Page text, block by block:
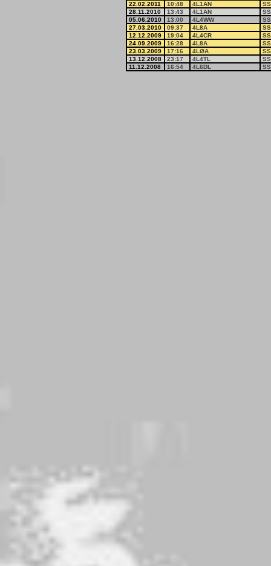
22.02.2011
10:48 4L1AN
28.11.2010
13:43 4L1AN
05.06.2010
13:00 4L4WW
27.03.2010
09:37 4L8A
12.12.2009
19:04 4L4CR
24.09.2009
16:28 4L8A
23.03.2009
17:16 4LØA
13.12.2008
23:17 4L4TL
11.12.2008
16:54 4L6DL